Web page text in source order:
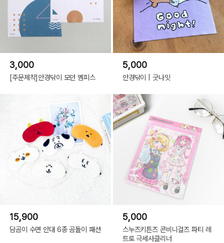
3,000
[주문제작]안경닦이 모던 멤피스
5,000
안경닦이 | 굿나잇
15,900
담곰이 수면 안대 6종 곰돌이 패션
5,000
스누즈키튼즈 콘비니걸즈 파티 레
트로 극세사클리너